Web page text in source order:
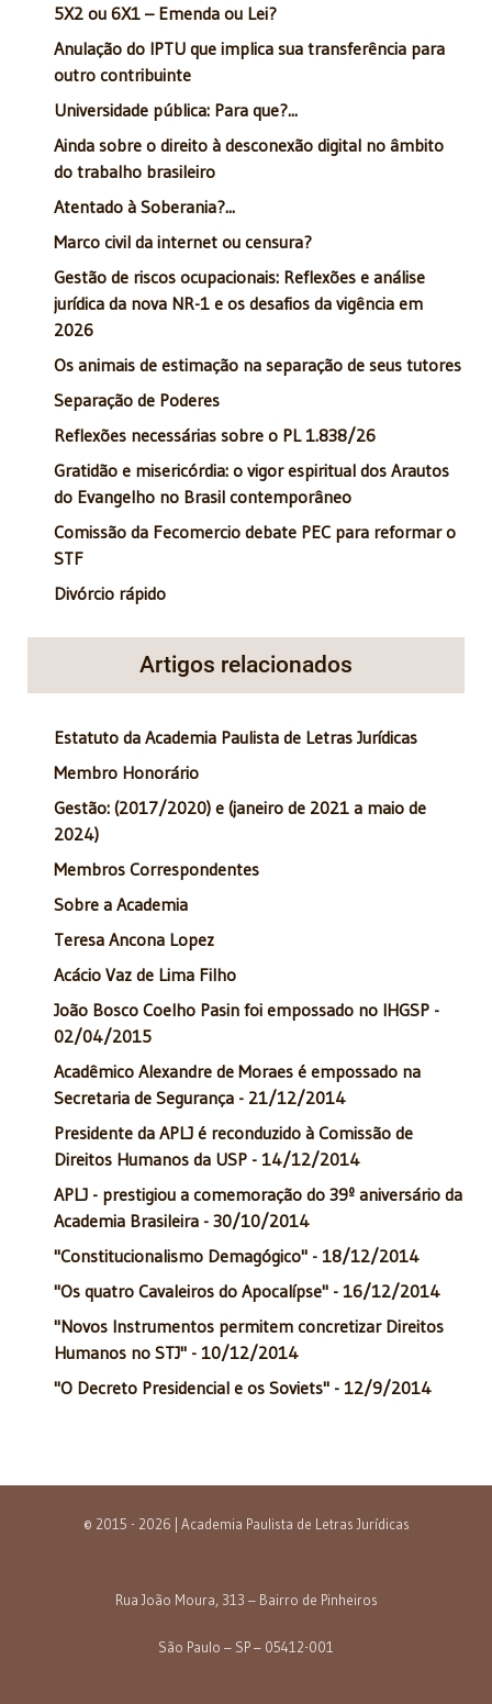
5X2 ou 6X1 – Emenda ou Lei?
Anulação do IPTU que implica sua transferência para
outro contribuinte
Universidade pública: Para que?...
Ainda sobre o direito à desconexão digital no âmbito
do trabalho brasileiro
Atentado à Soberania?...
Marco civil da internet ou censura?
Gestão de riscos ocupacionais: Reflexões e análise
jurídica da nova NR-1 e os desafios da vigência em
2026
Os animais de estimação na separação de seus tutores
Separação de Poderes
Reflexões necessárias sobre o PL 1.838/26
Gratidão e misericórdia: o vigor espiritual dos Arautos
do Evangelho no Brasil contemporâneo
Comissão da Fecomercio debate PEC para reformar o
STF
Divórcio rápido
Artigos relacionados
Estatuto da Academia Paulista de Letras Jurídicas
Membro Honorário
Gestão: (2017/2020) e (janeiro de 2021 a maio de
2024)
Membros Correspondentes
Sobre a Academia
Teresa Ancona Lopez
Acácio Vaz de Lima Filho
João Bosco Coelho Pasin foi empossado no IHGSP -
02/04/2015
Acadêmico Alexandre de Moraes é empossado na
Secretaria de Segurança - 21/12/2014
Presidente da APLJ é reconduzido à Comissão de
Direitos Humanos da USP - 14/12/2014
APLJ - prestigiou a comemoração do 39º aniversário da
Academia Brasileira - 30/10/2014
"Constitucionalismo Demagógico" - 18/12/2014
"Os quatro Cavaleiros do Apocalípse" - 16/12/2014
"Novos Instrumentos permitem concretizar Direitos
Humanos no STJ" - 10/12/2014
"O Decreto Presidencial e os Soviets" - 12/9/2014
© 2015 - 2026 | Academia Paulista de Letras Jurídicas
Rua João Moura, 313 – Bairro de Pinheiros
São Paulo – SP – 05412-001